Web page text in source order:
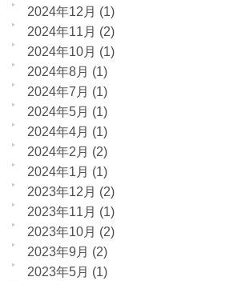
2024年12月 (1)
2024年11月 (2)
2024年10月 (1)
2024年8月 (1)
2024年7月 (1)
2024年5月 (1)
2024年4月 (1)
2024年2月 (2)
2024年1月 (1)
2023年12月 (2)
2023年11月 (1)
2023年10月 (2)
2023年9月 (2)
2023年5月 (1)